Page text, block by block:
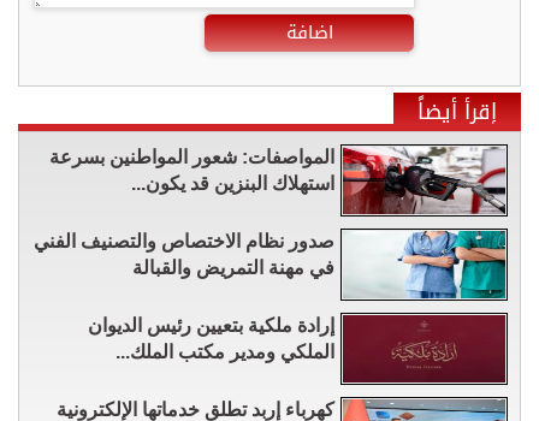
اضافة
إقرأ أيضاً
المواصفات: شعور المواطنين بسرعة
استهلاك البنزين قد يكون...
صدور نظام الاختصاص والتصنيف الفني
في مهنة التمريض والقبالة
إرادة ملكية بتعيين رئيس الديوان
الملكي ومدير مكتب الملك...
كهرباء إربد تطلق خدماتها الإلكترونية